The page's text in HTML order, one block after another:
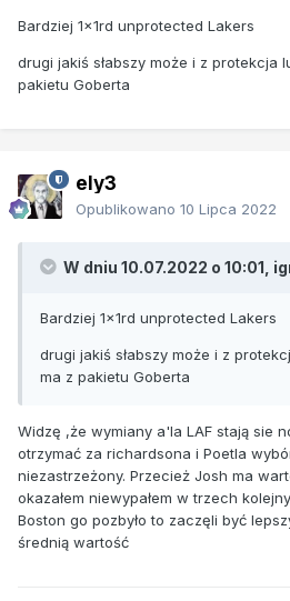
Bardziej 1x1rd unprotected Lakers
drugi jakiś słabszy może i z protekcja
pakietu Goberta
ely3
Opublikowano 10 Lipca 2022
W dniu 10.07.2022 o 10:01,
Bardziej 1x1rd unprotected Lakers
drugi jakiś słabszy może i z
ma z pakietu Goberta
Widzę ,że wymiany a'la LAF stają sie
otrzymać za richardsona i Poetla
niezastrzeżony. Przecież Josh ma
okazałem niewypałem w trzech
Boston go pozbyło to zaczęli być
średnią wartość